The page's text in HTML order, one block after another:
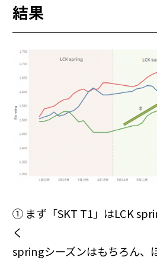
結果
① まず「SKT T1」はLCK
く
springシーズンはもちろん、